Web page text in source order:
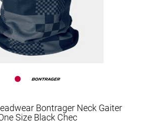
Bontrager Neck Gaiter
Size Black Chec